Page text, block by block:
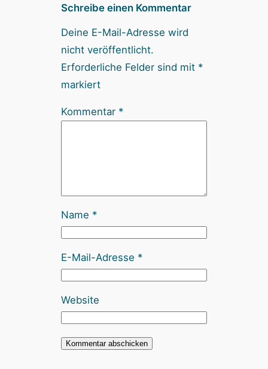
Schreibe einen Kommentar
Deine E-Mail-Adresse wird
nicht veröffentlicht.
Erforderliche Felder sind mit *
markiert
Kommentar *
Name *
E-Mail-Adresse *
Website